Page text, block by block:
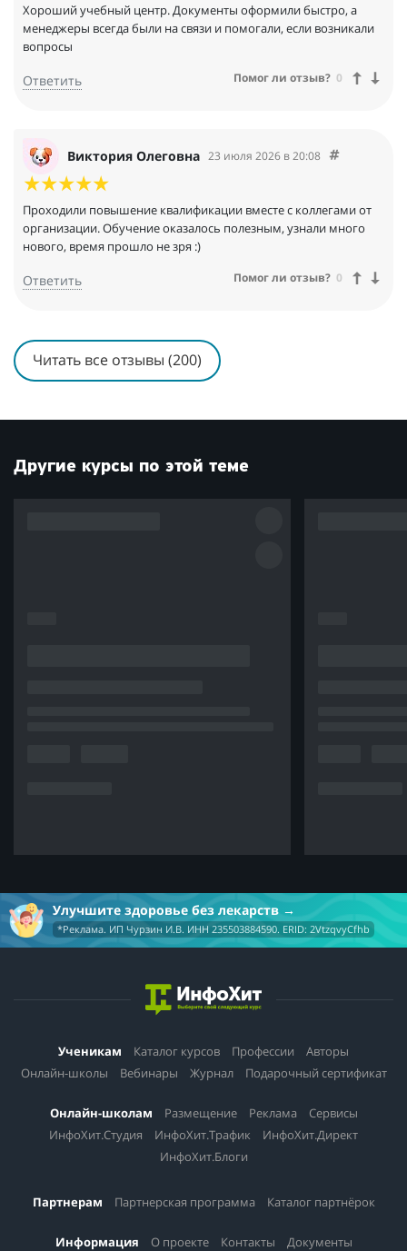
Хороший учебный центр. Документы оформили быстро, а
менеджеры всегда были на связи и помогали, если возникали
вопросы
Ответить Помог ли отзыв? 0
Виктория Олеговна 23 июля 2026 в 20:08
Проходили повышение квалификации вместе с коллегами от
организации. Обучение оказалось полезным, узнали много
нового, время прошло не зря :)
Ответить Помог ли отзыв? 0
Читать все отзывы (200)
Другие курсы по этой теме
Улучшите здоровье без лекарств
*Реклама. ИП Чурзин И.В. ИНН 235503884590. ERID: 2VtzqvyCfhb
Ученикам Каталог курсов Профессии
Авторы
Онлайн-школы
Вебинары Журнал Подарочный сертификат
Онлайн-школам Размещение Реклама
Сервисы
ИнфоХит.Студия
ИнфоХит.Трафик
ИнфоХит.Директ
ИнфоХит.Блоги
Партнерам Партнерская программа Каталог партнёрок
Информация О проекте Контакты Документы